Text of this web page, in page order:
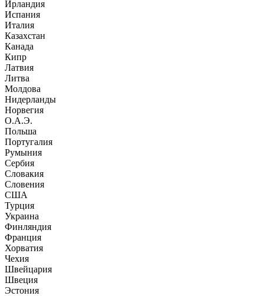
Ирландия
Испания
Италия
Казахстан
Канада
Кипр
Латвия
Литва
Молдова
Нидерланды
Норвегия
О.А.Э.
Польша
Португалия
Румыния
Сербия
Словакия
Словения
США
Турция
Украина
Финляндия
Франция
Хорватия
Чехия
Швейцария
Швеция
Эстония